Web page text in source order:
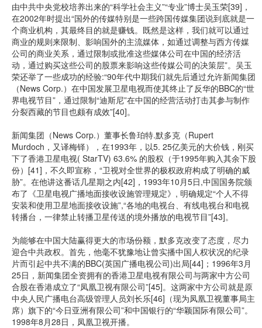
由中共中央党校培养出来的“科学社会主义”“专业”博士吴玉荣[39]，
在2002年时提出“国外的传媒特别是一些跨国传媒集团说到底就是一
个商业机构，其最终目的就是赚钱。既然是这样，我们就可以通过
商业的规则来限制、影响国外的主流媒体，如通过调整与西方传媒
公司的商业关系，通过限制或批准这些媒体公司在中国的经济活
动，通过购买这些公司的股票来影响这些传媒公司的决策层”。吴玉
荣还举了一些成功的经验:“90年代中期我们就先后通过允许新闻集团
（News Corp.）在中国发展卫星电视而使其终止了反华的BBC的“世
界电视节目”，通过限制“迪斯尼”在中国的经营活动打击其参与制作
分裂西藏的节目也颇有成效”[40]。
新闻集团（News Corp.）董事长鲁珀特.默多克（Rupert
Murdoch，又译梅铎），在1993年，以5. 25亿美元的大价钱，刚买
下了香港卫星电视( StarTV) 63.6% 的股权（于1995年购入其余下股
份）[41]，不久即宣称，“卫视对全世界的极权政府构成了明确的威
胁”。在他讲这番话几星期之内[42]，1993年10月5日,中国国务院颁
布了《卫星电视广播地面接收设施管理规定》, 明确规定“个人不得
安装和使用卫星地面接收设施”,“各地的电视台、有线电视台和电视
转播台，一律禁止转播卫星传送的境外播放的电视节目”[43]。
为能够在中国大陆赢得更大的市场份额，默多克改变了态度，尽力
迎合中共政权。首先，他毫不犹豫地让曾实播中国人权状况的纪录
片而引起中共不满的BBC(英国广播电视公司)出局[44]；1996年3月
25日，新闻集团全资拥有的香港卫星电视有限公司与两家中方公司
合股在香港成立了“凤凰卫视有限公司”[45]。这两家中方公司就是原
中央人民广播电台高级管理人员刘长乐[46]（现为凤凰卫视董事局主
席）旗下的“今日亚洲有限公司”和中国银行的“华颖国际有限公司”。
1998年8月28日，凤凰卫视开播。